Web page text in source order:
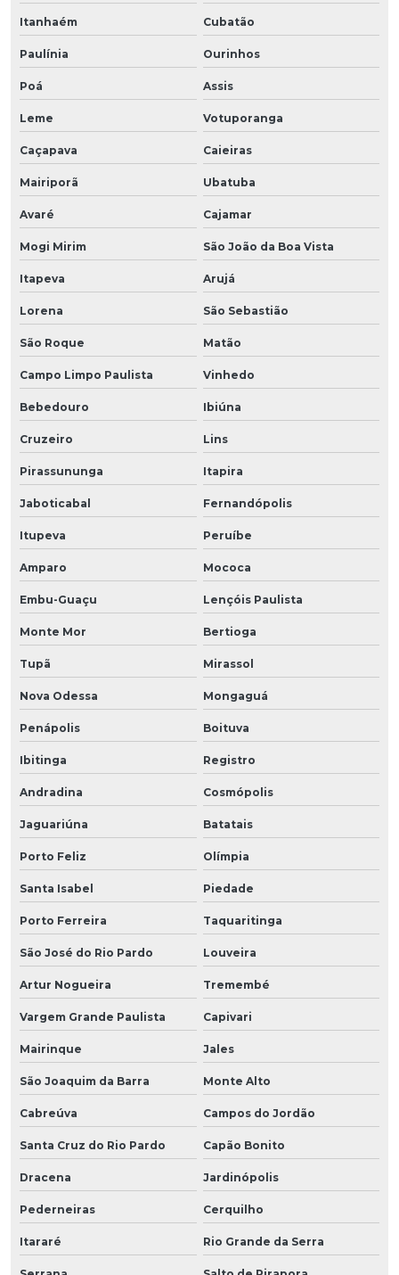
Itanhaém Cubatão
Paulínia Ourinhos
Poá Assis
Leme Votuporanga
Caçapava Caieiras
Mairiporã Ubatuba
Avaré Cajamar
Mogi Mirim São João da Boa Vista
Itapeva Arujá
Lorena São Sebastião
São Roque Matão
Campo Limpo Paulista Vinhedo
Bebedouro Ibiúna
Cruzeiro Lins
Pirassununga Itapira
Jaboticabal Fernandópolis
Itupeva Peruíbe
Amparo Mococa
Embu-Guaçu Lençóis Paulista
Monte Mor Bertioga
Tupã Mirassol
Nova Odessa Mongaguá
Penápolis Boituva
Ibitinga Registro
Andradina Cosmópolis
Jaguariúna Batatais
Porto Feliz Olímpia
Santa Isabel Piedade
Porto Ferreira Taquaritinga
São José do Rio Pardo Louveira
Artur Nogueira Tremembé
Vargem Grande Paulista Capivari
Mairinque Jales
São Joaquim da Barra Monte Alto
Cabreúva Campos do Jordão
Santa Cruz do Rio Pardo Capão Bonito
Dracena Jardinópolis
Pederneiras Cerquilho
Itararé Rio Grande da Serra